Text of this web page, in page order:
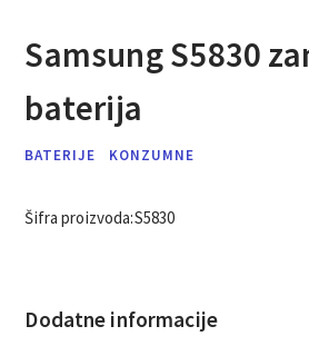
Samsung S5830
baterija
BATERIJE KONZUMNE
Šifra proizvoda:S5830
Dodatne informacije